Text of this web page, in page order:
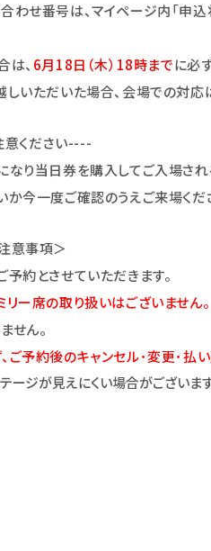
わせ番号は、マイページ内「申
は、 6月18日（木）18時までに必
しいただいた場合、会場での対応
意ください----
なり当日券を購入してご入場さ
今一度ご確認のうえご来場くだ
意事項＞
約とさせていただきます。
ー席の取り扱いはございません。
せん。
予約後のキャンセル･変更･払い
ージが見えにくい場合がございま